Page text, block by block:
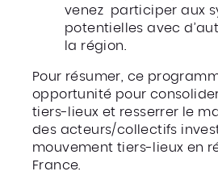
venez participer aux
potentielles avec
la région.
Pour résumer, ce
opportunité pour
tiers-lieux et resserrer le
des acteurs/collectifs
mouvement tiers-lieux en
France.